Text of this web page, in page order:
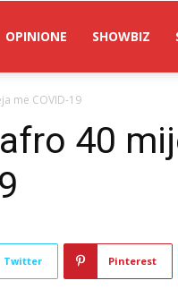
OPINIONE SHOWBIZ
me COVID-19
40
Twitter Pinterest